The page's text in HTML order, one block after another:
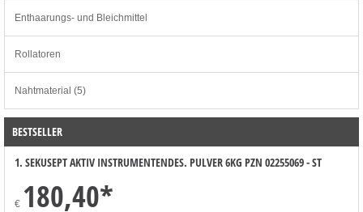
Enthaarungs- und Bleichmittel
Rollatoren
Nahtmaterial (5)
BESTSELLER
1. SEKUSEPT AKTIV INSTRUMENTENDES. PULVER 6KG PZN 02255069 - ST
€ 180,40*